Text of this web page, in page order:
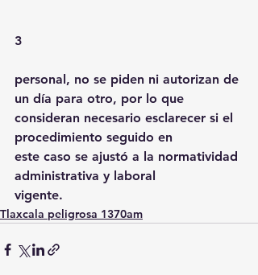
3
personal, no se piden ni autorizan de
un día para otro, por lo que
consideran necesario esclarecer si el
procedimiento seguido en
este caso se ajustó a la normatividad
administrativa y laboral
vigente.
Tlaxcala peligrosa 1370am